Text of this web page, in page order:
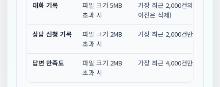
대화 기록
파일 크기 5MB
초과 시
가장 최근 2,000건의 대화만
이전은 삭제)
상담 신청 기록
파일 크기 2MB
초과 시
가장 최근 2,000건만 보관
답변 만족도
파일 크기 2MB
초과 시
가장 최근 4,000건만 보관